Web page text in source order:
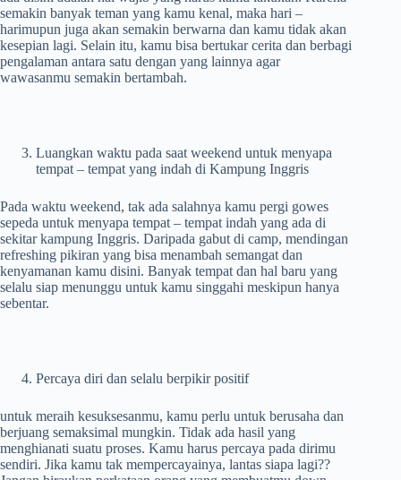
semakin banyak teman yang kamu kenal, maka hari –
harimupun juga akan semakin berwarna dan kamu tidak akan
kesepian lagi. Selain itu, kamu bisa bertukar cerita dan berbagi
pengalaman antara satu dengan yang lainnya agar
wawasanmu semakin bertambah.
Luangkan waktu pada saat weekend untuk menyapa
tempat – tempat yang indah di Kampung Inggris
Pada waktu weekend, tak ada salahnya kamu pergi gowes
sepeda untuk menyapa tempat – tempat indah yang ada di
sekitar kampung Inggris. Daripada gabut di camp, mendingan
refreshing pikiran yang bisa menambah semangat dan
kenyamanan kamu disini. Banyak tempat dan hal baru yang
selalu siap menunggu untuk kamu singgahi meskipun hanya
sebentar.
Percaya diri dan selalu berpikir positif
untuk meraih kesuksesanmu, kamu perlu untuk berusaha dan
berjuang semaksimal mungkin. Tidak ada hasil yang
menghianati suatu proses. Kamu harus percaya pada dirimu
sendiri. Jika kamu tak mempercayainya, lantas siapa lagi??